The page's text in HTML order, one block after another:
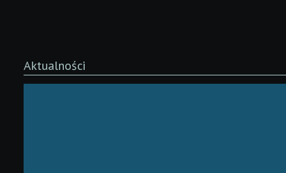
Aktualności